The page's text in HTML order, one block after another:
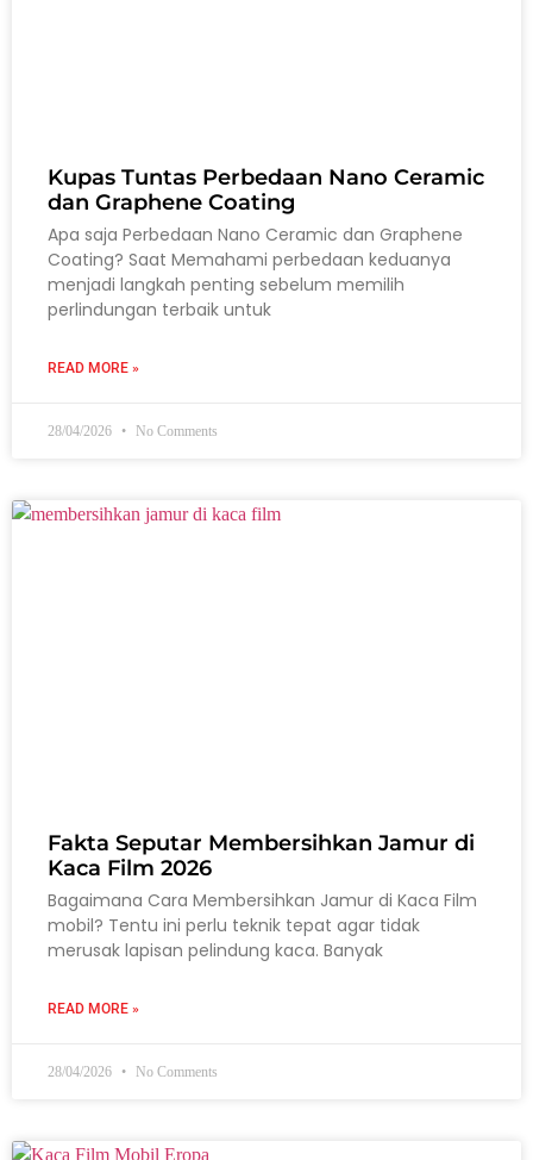
Kupas Tuntas Perbedaan Nano Ceramic
dan Graphene Coating
Apa saja Perbedaan Nano Ceramic dan Graphene
Coating? Saat Memahami perbedaan keduanya
menjadi langkah penting sebelum memilih
perlindungan terbaik untuk
READ MORE »
28/04/2026 No Comments
Fakta Seputar Membersihkan Jamur di
Kaca Film 2026
Bagaimana Cara Membersihkan Jamur di Kaca Film
mobil? Tentu ini perlu teknik tepat agar tidak
merusak lapisan pelindung kaca. Banyak
READ MORE »
28/04/2026 No Comments